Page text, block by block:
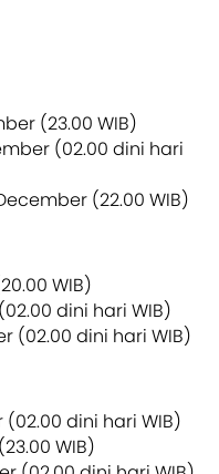
(23.00 WIB)
(02.00 dini hari
(22.00 WIB)
WIB)
dini hari WIB)
(02.00 dini hari WIB)
dini hari WIB)
WIB)